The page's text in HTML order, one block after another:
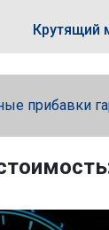
Крутящий
прибавки